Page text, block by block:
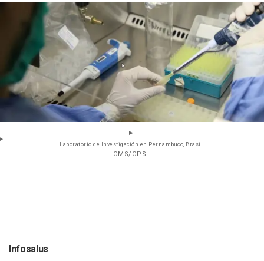
Laboratorio de Investigación en Pernambuco, Brasil.
- OMS/OPS
Infosalus